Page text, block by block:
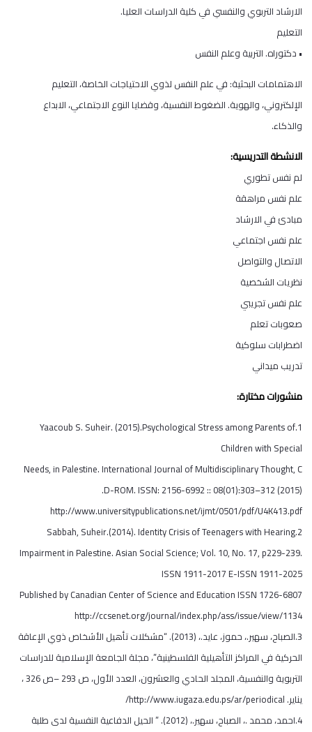
الارشاد التربوي والنفسي في كلية الدراسات العليا.
التعليم
• دكتوراه. التربية وعلم النفس
الاهتمامات البحثية: في علم النفس لذوي الاحتياجات الخاصة، التعليم
الإلكتروني، والهوية. الضغوط النفسية، وقضايا النوع الاجتماعي، الابداع
والذكاء.
الانشطة التدريسية:
لم نفس تطوري
علم نفس مراهقة
مبادئ في الارشاد
علم نفس اجتماعي
الاتصال والتواصل
نظريات الشخصية
علم نفس تجريبي
صعوبات تعلم
اضطرابات سلوكية
تدريب ميداني
منشورات مختارة:
1.Yaacoub S. Suheir. (2015).Psychological Stress among Parents of
Children with Special
Needs, in Palestine. International Journal of Multidisciplinary Thought, C
D-ROM. ISSN: 2156-6992 :: 08(01):303–312 (2015).
http://www.universitypublications.net/ijmt/0501/pdf/U4K413.pdf
2.Sabbah, Suheir.(2014). Identity Crisis of Teenagers with Hearing
Impairment in Palestine. Asian Social Science; Vol. 10, No. 17, p229-239.
ISSN 1911-2017 E-ISSN 1911-2025
Published by Canadian Center of Science and Education ISSN 1726-6807
http://ccsenet.org/journal/index.php/ass/issue/view/1134
3.الصباح، سهير.، حموز، عايد.، (2013). “مشكلات تأهيل الأشخاص ذوي الإعاقة
الحركية في المراكز التأهيلية الفلسطينية”، مجلة الجامعة الإسلامية للدراسات
التربوية والنفسية، المجلد الحادي والعشرون، العدد الأول، ص 293 –ص 326 ،
يناير. http://www.iugaza.edu.ps/ar/periodical/
4.احمد، محمد .، الصباح، سهير.، (2012). ” الحيل الدفاعية النفسية لدى طلبة